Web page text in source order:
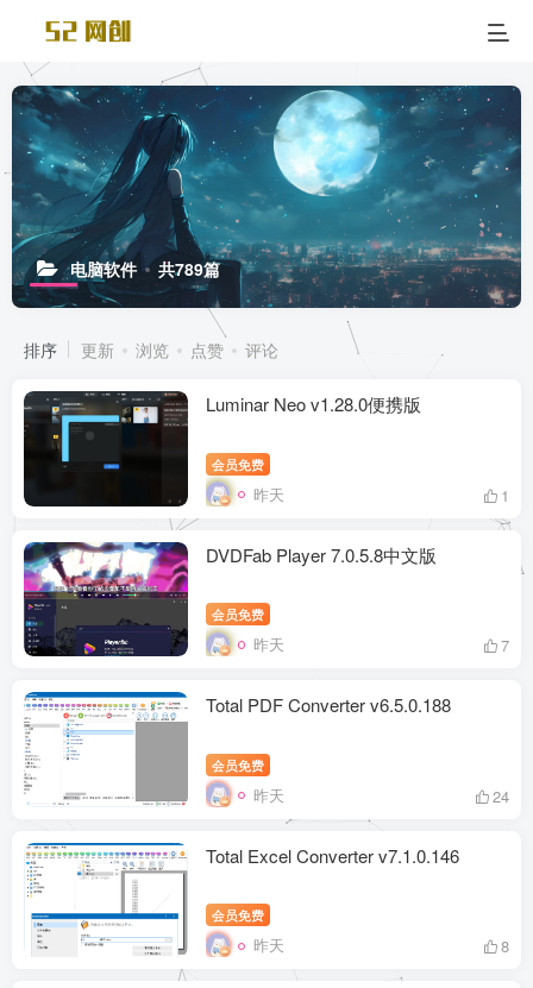
电脑软件 共789篇
排序 更新 浏览 点赞 评论
Luminar Neo v1.28.0便携版
会员免费
昨天 1
DVDFab Player 7.0.5.8中文版
会员免费
昨天 7
Total PDF Converter v6.5.0.188
会员免费
昨天 24
Total Excel Converter v7.1.0.146
会员免费
昨天 8